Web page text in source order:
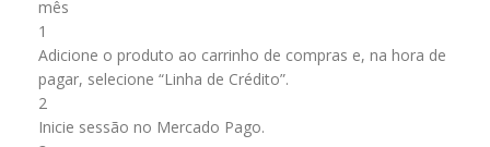
mês
1
Adicione o produto ao carrinho de compras e, na hora de
pagar, selecione “Linha de Crédito”.
2
Inicie sessão no Mercado Pago.